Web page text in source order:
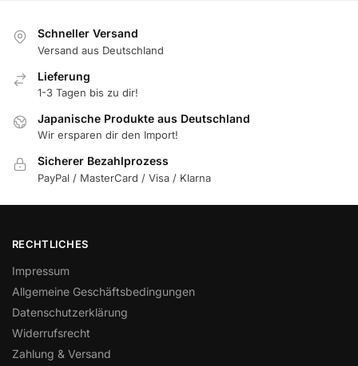
Schneller Versand
Versand aus Deutschland
Lieferung
1-3 Tagen bis zu dir!
Japanische Produkte aus Deutschland
Wir ersparen dir den Import!
Sicherer Bezahlprozess
PayPal / MasterCard / Visa / Klarna
RECHTLICHES
Impressum
Allgemeine Geschäftsbedingungen
Datenschutzerklärung
Widerrufsrecht
Zahlung & Versand